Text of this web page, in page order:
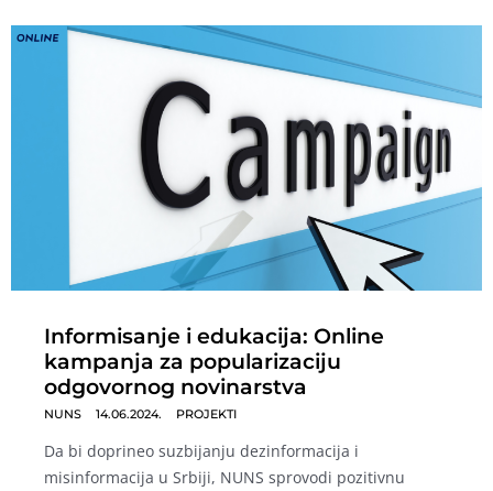
Informisanje i edukacija: Online
kampanja za popularizaciju
odgovornog novinarstva
NUNS 14.06.2024. PROJEKTI
Da bi doprineo suzbijanju dezinformacija i
misinformacija u Srbiji, NUNS sprovodi pozitivnu